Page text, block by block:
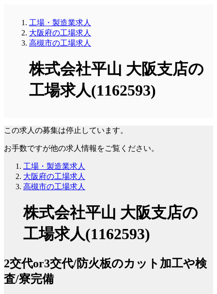
工場・製造業求人
大阪府の工場求人
高槻市の工場求人
株式会社平山 大阪支店の
工場求人(1162593)
この求人の募集は停止しています。
お手数ですが他の求人情報をご覧ください。
工場・製造業求人
大阪府の工場求人
高槻市の工場求人
株式会社平山 大阪支店の
工場求人(1162593)
2交代or3交代/防火板のカット加工や検
査/寮完備